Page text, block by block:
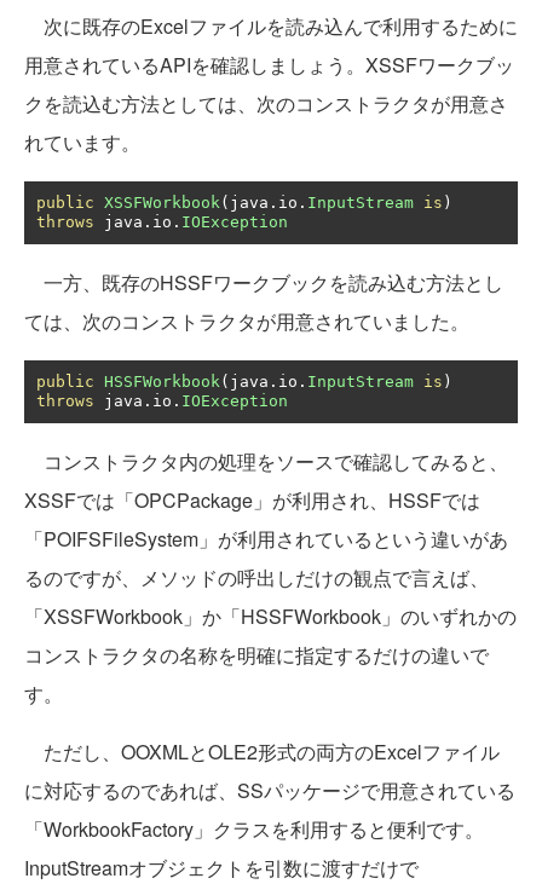
次に既存のExcelファイルを読み込んで利用するために
用意されているAPIを確認しましょう。XSSFワークブッ
クを読込む方法としては、次のコンストラクタが用意さ
れています。
public XSSFWorkbook( java . io . InputStream is )
throws java . io . IOException
一方、既存のHSSFワークブックを読み込む方法とし
ては、次のコンストラクタが用意されていました。
public HSSFWorkbook( java . io . InputStream is )
throws java . io . IOException
コンストラクタ内の処理をソースで確認してみると、
XSSFでは「OPCPackage」が利用され、HSSFでは
「POIFSFileSystem」が利用されているという違いがあ
るのですが、メソッドの呼出しだけの観点で言えば、
「XSSFWorkbook」か「HSSFWorkbook」のいずれかの
コンストラクタの名称を明確に指定するだけの違いで
す。
ただし、OOXMLとOLE2形式の両方のExcelファイル
に対応するのであれば、SSパッケージで用意されている
「WorkbookFactory」クラスを利用すると便利です。
InputStreamオブジェクトを引数に渡すだけで